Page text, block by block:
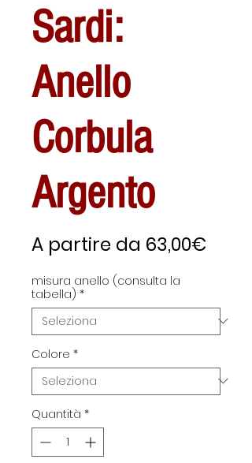
Sardi:
Anello
Corbula
Argento
A partire da 63,00€
misura anello (consulta la
tabella) *
Colore *
Quantità *